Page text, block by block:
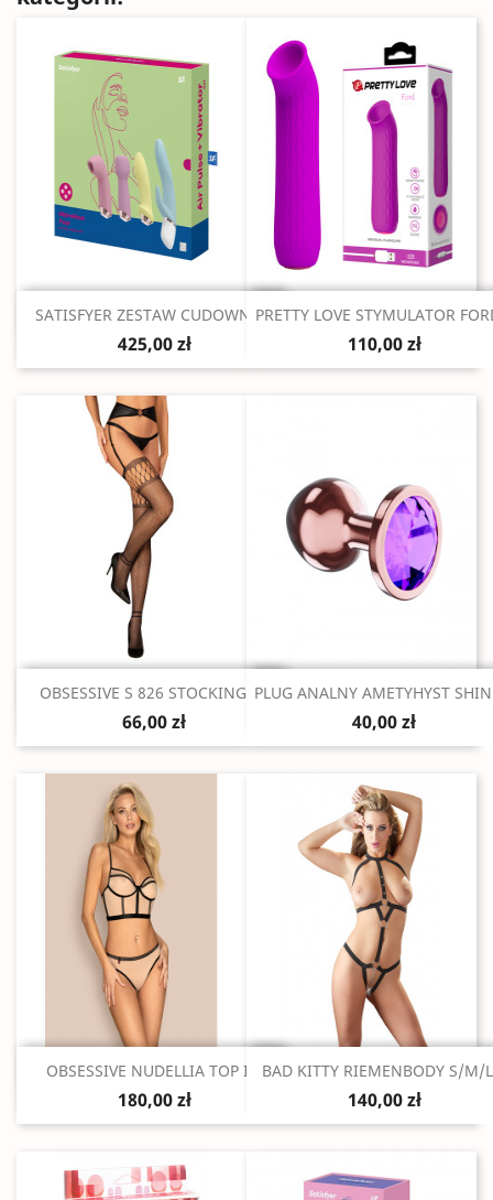
Szybki podgląd
SATISFYER ZESTAW CUDOWNA...
425,00 zł
Szybki podgląd
PRETTY LOVE STYMULATOR
110,00 zł
Szybki podgląd
OBSESSIVE S 826 STOCKINGS...
66,00 zł
Szybki podgląd
PLUG ANALNY AMETYHYST
40,00 zł
Szybki podgląd
OBSESSIVE NUDELLIA TOP I...
180,00 zł
Szybki podgląd
BAD KITTY RIEMENBODY S/M/
140,00 zł